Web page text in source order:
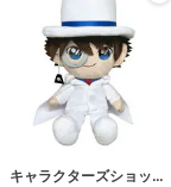
キャラクターズショッ